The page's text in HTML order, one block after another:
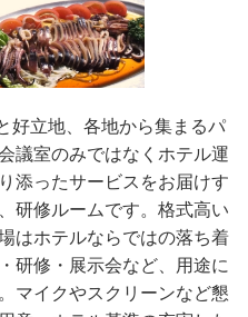
好立地、各地から集まるパ
議室のみではなくホテル運
添ったサービスをお届けす
研修ルームです。格式高い
はホテルならではの落ち着
研修・展示会など、用途に
マイクやスクリーンなど懇